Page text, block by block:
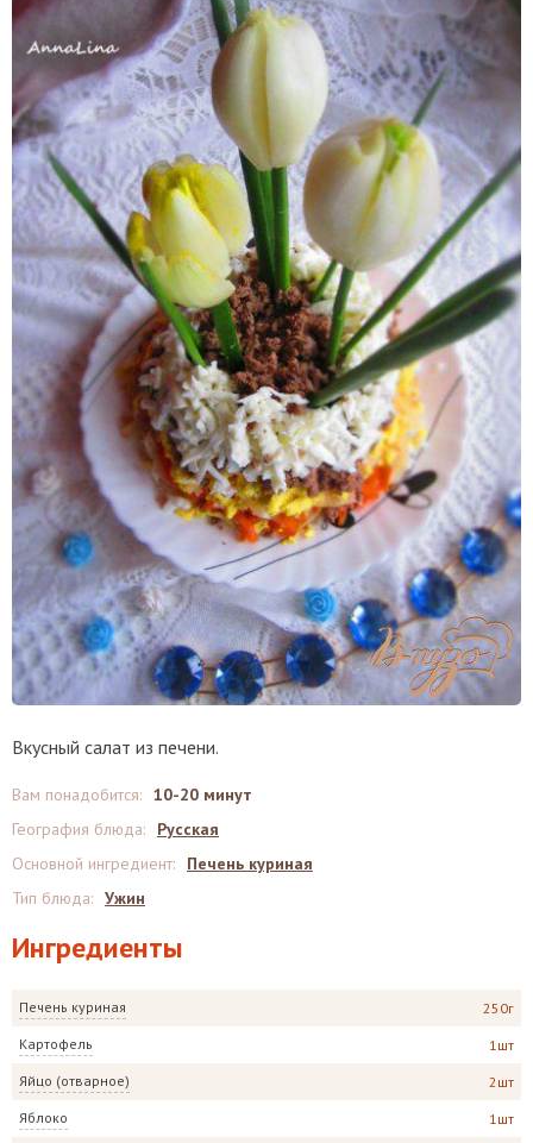
Вкусный салат из печени.
Ингредиенты
Печень куриная 250г
Картофель 1шт
Яйцо (отварное) 2шт
Яблоко 1шт
Вам понадобится: 10-20 минут
География блюда:
Русская
Основной ингредиент:
Печень куриная
Тип блюда: Ужин